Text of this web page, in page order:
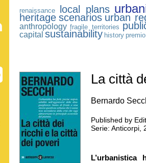
renaissance local plans
heritage scenarios urban
anthropology fragile territories
capital sustainability history
La città
Bernardo
Published by
Serie: Anticorpi,
L’urbanistica